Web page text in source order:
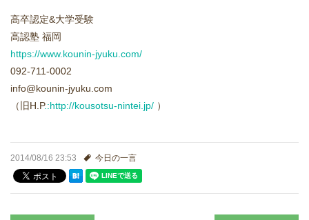
高卒認定&大学受験
高認塾 福岡
https://www.kounin-jyuku.com/
092-711-0002
info@kounin-jyuku.com
（旧H.P.:http://kousotsu-nintei.jp/ ）
2014/08/16 23:53 今日の一言